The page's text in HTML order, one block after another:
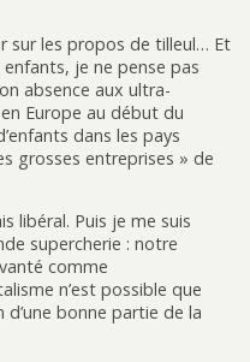
sur les propos de tilleul… Et
je ne pense pas
absence aux ultra-
Europe au début du
dans les pays
grosses entreprises » de
libéral. Puis je me suis
supercherie : notre
comme
n’est possible que
bonne partie de la